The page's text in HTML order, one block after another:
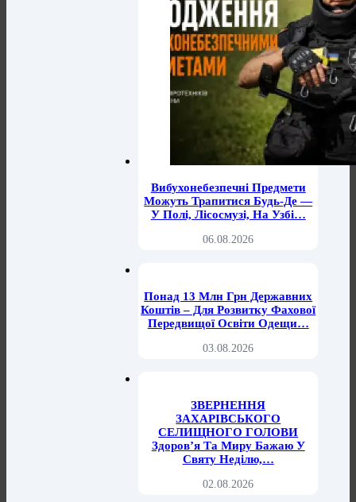
Вибухонебезпечні Предмети
Можуть Трапитися Будь-Де —
У Полі, Лісосмузі, На Узбі…
06.08.2026
Понад 13 Млн Грн Державних
Коштів – Для Розвитку Фахової
Передвищої Освіти Одещи…
03.08.2026
ЗВЕРНЕННЯ
ЗАХАРІВСЬКОГО
СЕЛИЩНОГО ГОЛОВИ
Здоров’я Та Миру Бажаю У
Святу Неділю,…
02.08.2026